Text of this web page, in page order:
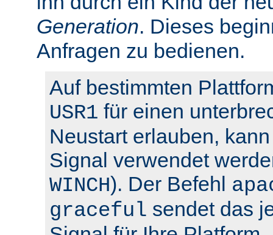
Generation. Dieses
Anfragen zu bedienen.
Auf bestimmten
USR1 für einen
Neustart erlauben,
Signal verwendet
WINCH). Der Befehl
graceful sendet das